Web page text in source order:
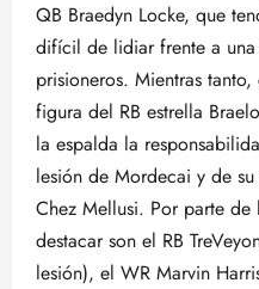
QB Braedyn Locke, que
difícil de lidiar frente a
prisioneros. Mientras
figura del RB estrella
la espalda la
lesión de Mordecai y de
Chez Mellusi. Por parte de
destacar son el RB
lesión), el WR Marvin